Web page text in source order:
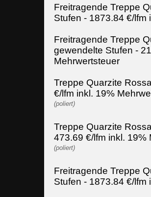
Freitragende Treppe
Stufen - 1873.84 €/lfm
Freitragende Treppe
gewendelte Stufen -
Mehrwertsteuer
Treppe Quarzite
€/lfm inkl. 19%
(poliert)
Treppe Quarzite
473.69 €/lfm inkl. 19%
(poliert)
Freitragende Treppe
Stufen - 1873.84 €/lfm